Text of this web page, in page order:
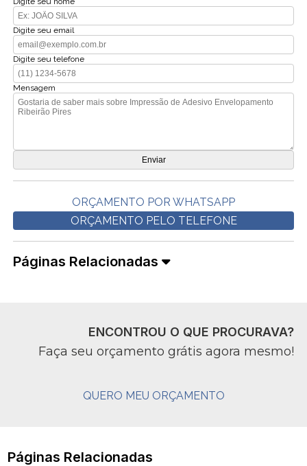
Digite seu email
Digite seu telefone
Mensagem
ORÇAMENTO POR WHATSAPP
ORÇAMENTO PELO TELEFONE
Páginas Relacionadas
ENCONTROU O QUE PROCURAVA?
Faça seu orçamento grátis agora mesmo!
QUERO MEU ORÇAMENTO
Páginas Relacionadas